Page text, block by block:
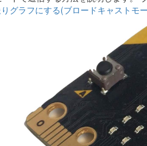
グラフにする(ブロードキャストモ